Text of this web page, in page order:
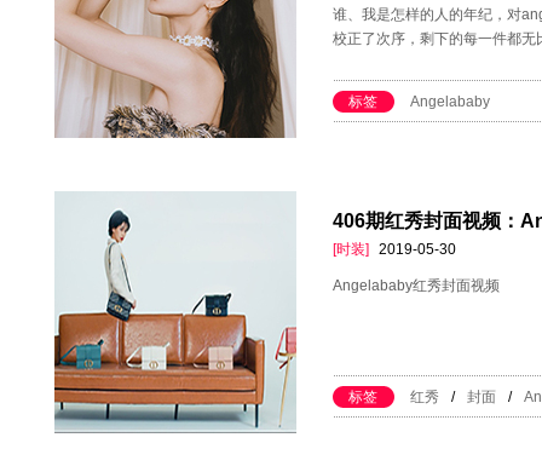
谁、我是怎样的人的年纪，对
校正了次序，剩下的每一件都无
标签 Angelababy
406期红秀封面视频：
[时装] 2019-05-30
Angelababy红秀封面视频
标签 红秀 / 封面 /